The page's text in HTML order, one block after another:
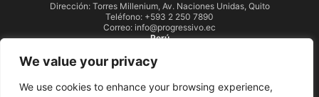
We value your privacy
We use cookies to enhance your browsing experience,
Dirección: Torres Millenium, Av. Naciones Unidas, Quito
Teléfono: +593 2 250 7890
Correo: info@progressivo.ec
Perú
Dirección: Torre Begonias, Av. Begonias 415, San Isidro,
Lima
Teléfono: +51 1 399 4321
Correo:info@progressivo.pe